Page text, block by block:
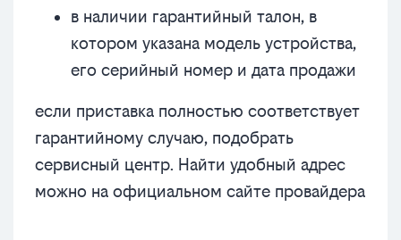
в наличии гарантийный талон, в
котором указана модель устройства,
его серийный номер и дата продажи
если приставка полностью соответствует
гарантийному случаю, подобрать
сервисный центр. Найти удобный адрес
можно на официальном сайте провайдера